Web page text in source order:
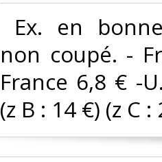
Ex. en
non coupé. -
France 6,8 € -
(z B : 14 €) (z C :